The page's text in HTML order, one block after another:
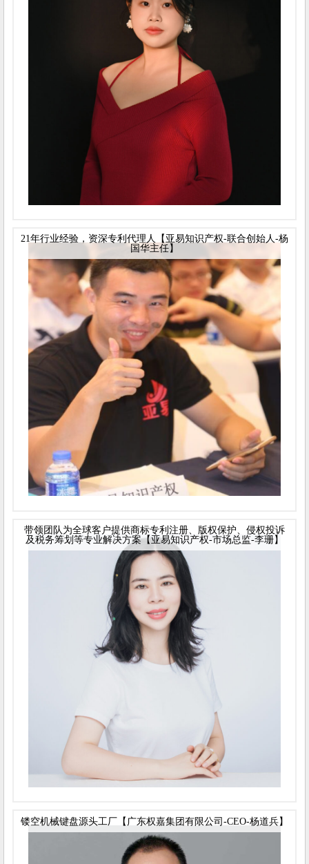
21年行业经验，资深专利代理人【亚易知识产权-联合创始人-杨
国华主任】
带领团队为全球客户提供商标专利注册、版权保护、侵权投诉
及税务筹划等专业解决方案【亚易知识产权-市场总监-李珊】
镂空机械键盘源头工厂【广东权嘉集团有限公司-CEO-杨道兵】